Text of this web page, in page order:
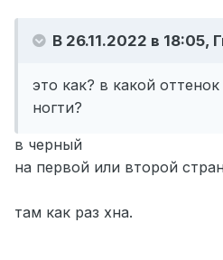
В 26.11.2022 в 18:05,
это как? в какой
ногти?
в черный
на первой или второй
там как раз хна.